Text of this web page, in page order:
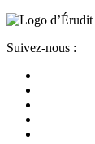
Suivez-nous :